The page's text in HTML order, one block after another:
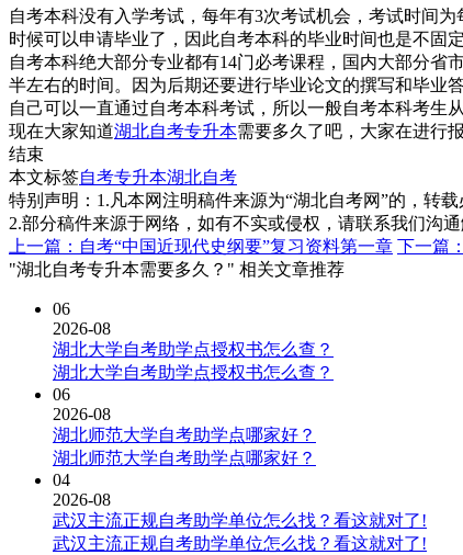
自考本科没有入学考试，每年有3次考试机会，考试时间
时候可以申请毕业了，因此自考本科的毕业时间也是不固
自考本科绝大部分专业都有14门必考课程，国内大部分
半左右的时间。因为后期还要进行毕业论文的撰写和毕业
自己可以一直通过自考本科考试，所以一般自考本科考生
现在大家知道湖北自考专升本需要多久了吧，大家在进行
结束
本文标签自考专升本湖北自考
特别声明：1.凡本网注明稿件来源为“湖北自考网”的，转
2.部分稿件来源于网络，如有不实或侵权，请联系我们沟
上一篇：自考“中国近现代史纲要”复习资料第一章 下一篇
"湖北自考专升本需要多久？" 相关文章推荐
06
2026-08
湖北大学自考助学点授权书怎么查？
湖北大学自考助学点授权书怎么查？
06
2026-08
湖北师范大学自考助学点哪家好？
湖北师范大学自考助学点哪家好？
04
2026-08
武汉主流正规自考助学单位怎么找？看这就对了!
武汉主流正规自考助学单位怎么找？看这就对了!